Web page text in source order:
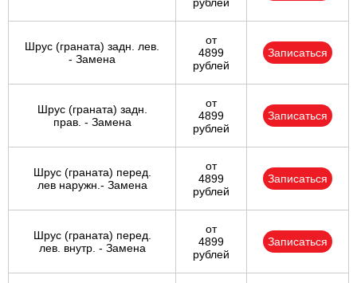
рублей
Шрус (граната) задн. лев.
- Замена
от
4899
рублей
Записаться
Шрус (граната) задн.
прав. - Замена
от
4899
рублей
Записаться
Шрус (граната) перед.
лев наружн.- Замена
от
4899
рублей
Записаться
Шрус (граната) перед.
лев. внутр. - Замена
от
4899
рублей
Записаться